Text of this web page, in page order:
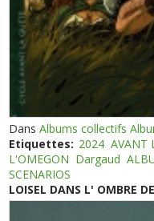
DansAlbums collectifs
Etiquettes: 2024 AVANT
L'OMEGON Dargaud
SCENARIOS
LOISEL DANS L' OMBRE